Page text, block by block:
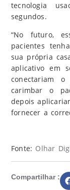
tecnologia
segundos.
“No futuro,
pacientes
sua própria
aplicativo em
conectariam
carimbar o
depois
fornecer a
Fonte: Olhar
Compartilhar :